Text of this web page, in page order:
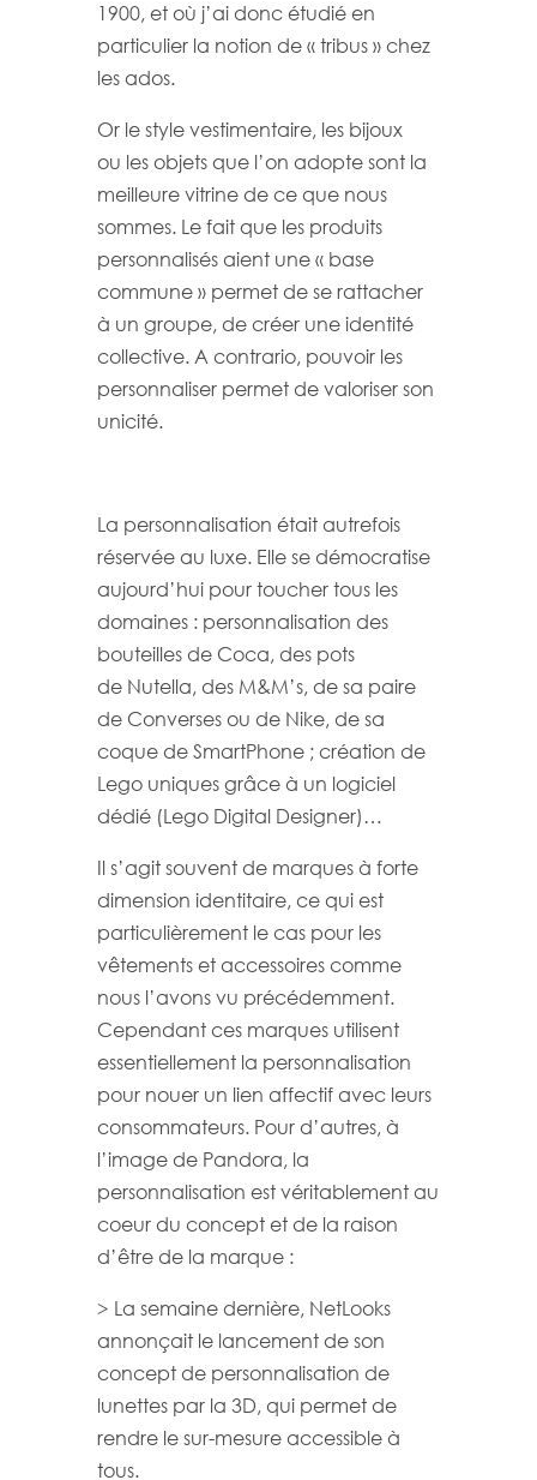
1900, et où j’ai donc étudié en
particulier la notion de « tribus » chez
les ados.
Or le style vestimentaire, les bijoux
ou les objets que l’on adopte sont la
meilleure vitrine de ce que nous
sommes. Le fait que les produits
personnalisés aient une « base
commune » permet de se rattacher
à un groupe, de créer une identité
collective. A contrario, pouvoir les
personnaliser permet de valoriser son
unicité.
La personnalisation était autrefois
réservée au luxe. Elle se démocratise
aujourd’hui pour toucher tous les
domaines : personnalisation des
bouteilles de Coca, des pots
de Nutella, des M&M’s, de sa paire
de Converses ou de Nike, de sa
coque de SmartPhone ; création de
Lego uniques grâce à un logiciel
dédié (Lego Digital Designer)…
Il s’agit souvent de marques à forte
dimension identitaire, ce qui est
particulièrement le cas pour les
vêtements et accessoires comme
nous l’avons vu précédemment.
Cependant ces marques utilisent
essentiellement la personnalisation
pour nouer un lien affectif avec leurs
consommateurs. Pour d’autres, à
l’image de Pandora, la
personnalisation est véritablement au
coeur du concept et de la raison
d’être de la marque :
> La semaine dernière, NetLooks
annonçait le lancement de son
concept de personnalisation de
lunettes par la 3D, qui permet de
rendre le sur-mesure accessible à
tous.